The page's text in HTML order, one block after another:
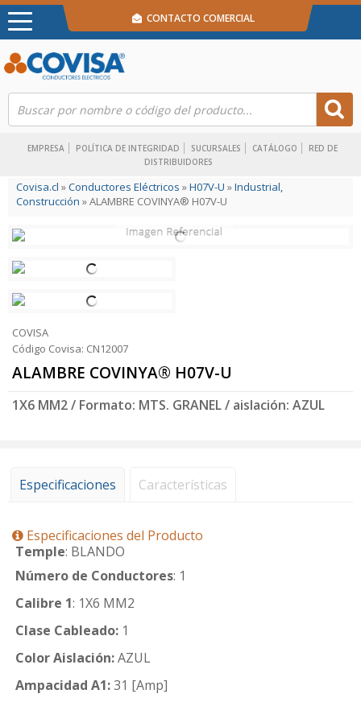
EMPRESA POLÍTICA DE INTEGRIDAD SUCURSALES CATÁLOGO
RED DE
DISTRIBUIDORES
CONTACTO COMERCIAL
Covisa.cl »Conductores Eléctricos »H07V-U »Industrial,
Construcción » ALAMBRE COVINYA® H07V-U
COVISA
Código Covisa: CN12007
ALAMBRE COVINYA® H07V-U
1X6 MM2 / Formato: MTS. GRANEL / aislación: AZUL
Especificaciones Características
Especificaciones del Producto
Temple: BLANDO
Número de Conductores: 1
Calibre 1: 1X6 MM2
Clase Cableado: 1
Color Aislación:AZUL
Ampacidad A1:31 [Amp]